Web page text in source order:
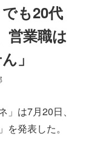
も20代
営業職は
」
は7月20日、
を発表した。